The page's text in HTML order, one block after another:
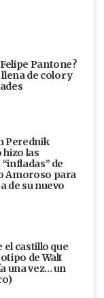
Pantone?
de color y
Perednik
hizo las
de
Amoroso para
de su nuevo
el castillo que
de Walt
una vez... un